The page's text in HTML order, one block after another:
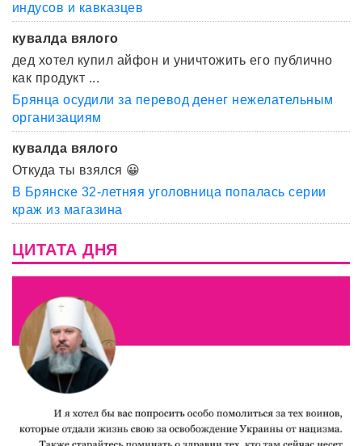
индусов и кавказцев
кувалда вялого
дед хотел купил айфон и уничтожить его публично
как продукт ...
Брянца осудили за перевод денег нежелательным
организациям
кувалда вялого
Откуда ты взялся 😀
В Брянске 32-летняя уголовница попалась серии
краж из магазина
ЦИТАТА ДНЯ